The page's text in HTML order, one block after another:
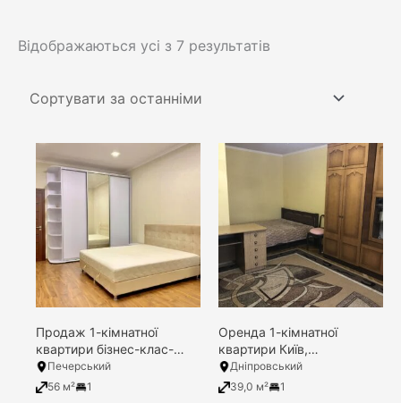
1 2 3 12 5 8 9
Filter
Відображаються усі з 7 результатів
Продаж 1-кімнатної
квартири бізнес-клас-
класу в ЖК Палац
Україна, Київ, Печерський
Печерський
56 м²
1
Оренда 1-кімнатної
квартири Київ,
Дніпровський район,
Малишка Андрія вулиця,
Дніпровський
39,0 м²
1